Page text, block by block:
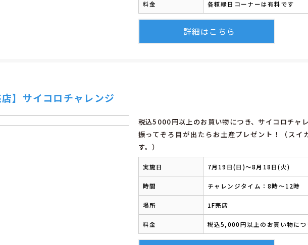
料金 各種縁日コーナーは有料です
詳細はこちら
】サイコロチャレンジ
税込5000円以上のお買い物につき、サイコロチャ
振ってぞろ目が出たらお土産プレゼント！（スイ
す。）
実施日 7月19日(日)～8月18日(火)
時間 チャレンジタイム：8時～12時
場所 1F売店
料金 税込5,000円以上のお買い物につ